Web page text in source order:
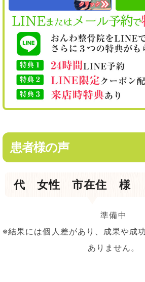
患者様の声
代 女性 市在住 様
準備中
※結果には個人差があり、成果や成
ありません。